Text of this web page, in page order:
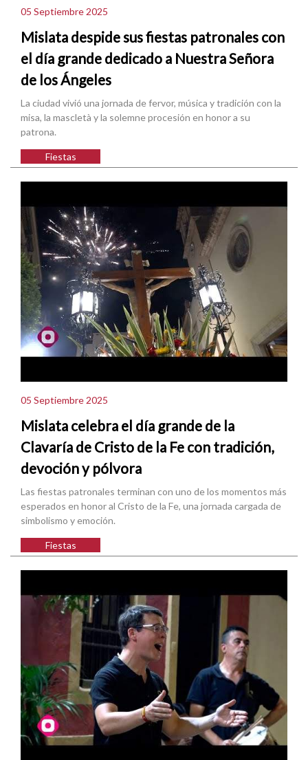
05 Septiembre 2025
Mislata despide sus fiestas patronales con
el día grande dedicado a Nuestra Señora
de los Ángeles
La ciudad vivió una jornada de fervor, música y tradición con la
misa, la mascletà y la solemne procesión en honor a su
patrona.
Fiestas
05 Septiembre 2025
Mislata celebra el día grande de la
Clavaría de Cristo de la Fe con tradición,
devoción y pólvora
Las fiestas patronales terminan con uno de los momentos más
esperados en honor al Cristo de la Fe, una jornada cargada de
simbolismo y emoción.
Fiestas